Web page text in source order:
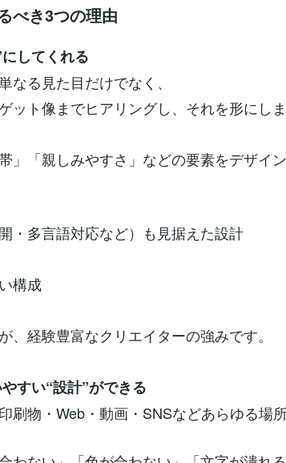
べき3つの理由
してくれる
なる見た目だけでなく、
ット像までヒアリングし、それを形にしま
」「親しみやすさ」などの要素をデザイ
・多言語対応など）も見据えた設計
構成
、経験豊富なクリエイターの強みです。
すい“設計”ができる
刷物・Web・動画・SNSなどあらゆる場